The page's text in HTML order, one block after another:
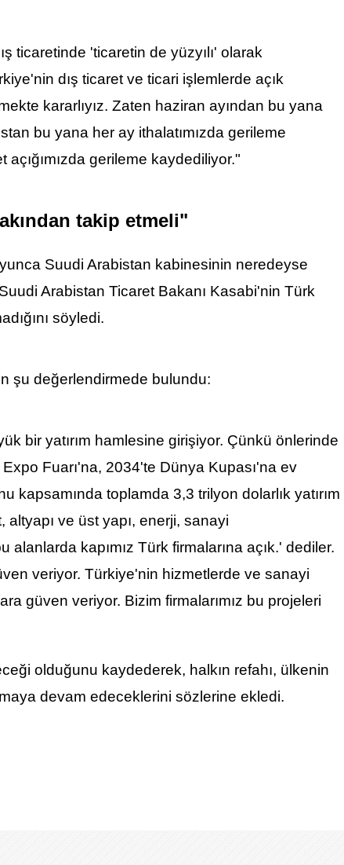
ticaretinde 'ticaretin de yüzyılı' olarak
dış ticaret ve ticari işlemlerde açık
kararlıyız. Zaten haziran ayından bu yana
bu yana her ay ithalatımızda gerileme
gerileme kaydediliyor."
takip etmeli"
Suudi Arabistan kabinesinin neredeyse
Arabistan Ticaret Bakanı Kasabi'nin Türk
söyledi.
şu değerlendirmede bulundu:
bir yatırım hamlesine girişiyor. Çünkü önlerinde
Fuarı'na, 2034'te Dünya Kupası'na ev
kapsamında toplamda 3,3 trilyon dolarlık yatırım
altyapı ve üst yapı, enerji, sanayi
alanlarda kapımız Türk firmalarına açık.' dediler.
veriyor. Türkiye'nin hizmetlerde ve sanayi
güven veriyor. Bizim firmalarımız bu projeleri
olduğunu kaydederek, halkın refahı, ülkenin
devam edeceklerini sözlerine ekledi.